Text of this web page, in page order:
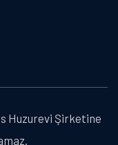
Huzurevi Şirketine